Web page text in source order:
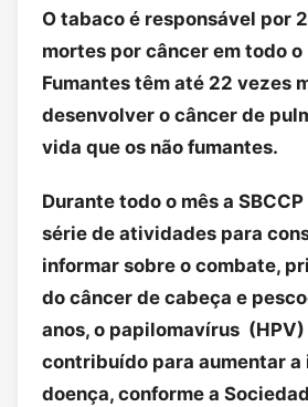
O tabaco é responsável por
mortes por câncer em todo o
Fumantes têm até 22 vezes
desenvolver o câncer de
vida que os não fumantes.
Durante todo o mês a
série de atividades para
informar sobre o combate,
do câncer de cabeça e
anos, o papilomavírus
contribuído para aumentar a
doença, conforme a